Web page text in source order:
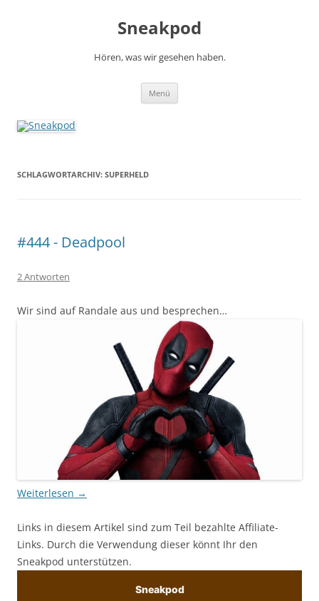
Sneakpod
Hören, was wir gesehen haben.
Menü
SCHLAGWORTARCHIV: SUPERHELD
#444 - Deadpool
2 Antworten
Wir sind auf Randale aus und besprechen…
Weiterlesen →
Links in diesem Artikel sind zum Teil bezahlte Affiliate-
Links. Durch die Verwendung dieser könnt Ihr den
Sneakpod unterstützen.